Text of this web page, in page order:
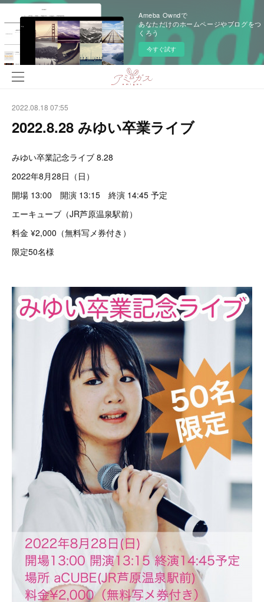
Ameba Owndで
あなただけのホームページやブログをつ
くろう
今すぐ試す
2022.08.18 07:55
2022.8.28 みゆい卒業ライブ
みゆい卒業記念ライブ 8.28
2022年8月28日（日）
開場 13:00 開演 13:15 終演 14:45 予定
エーキューブ（JR芦原温泉駅前）
料金 ¥2,000（無料写メ券付き）
限定50名様